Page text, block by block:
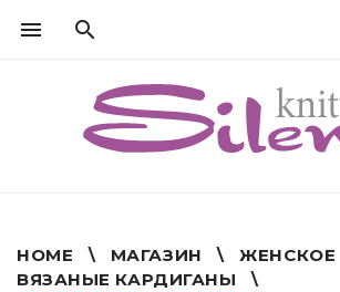
HOME \ МАГАЗИН \ ЖЕНСКОЕ
ВЯЗАНЫЕ КАРДИГАНЫ
\